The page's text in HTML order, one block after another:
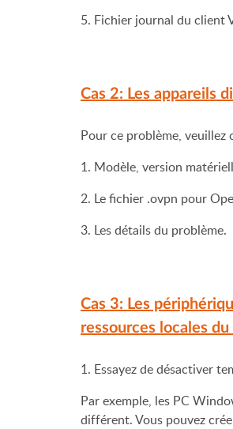
5. Fichier journal du client
Cas 2: Les appareils
Pour ce problème, veuillez
1. Modèle, version
2. Le fichier .ovpn pour
3. Les détails du problème.
Cas 3: Les
ressources locales
1. Essayez de désactiver
Par exemple, les PC
différent. Vous pouvez